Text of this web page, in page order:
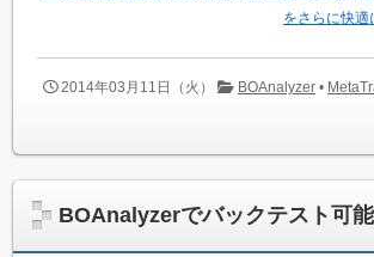
をさらに快
2014年03月11日（火） BOAnalyzer •
BOAnalyzerでバックテスト可